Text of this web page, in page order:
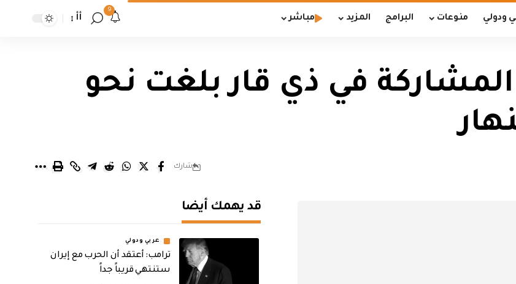
ودولي منوعات البرامج المزيد مباشر
9
أأ
في ذي قار بلغت نحو
شارك
قد يهمك أيضا
عربي ودولي
‏ترامب: أعتقد أن الحرب مع إيران
ستنتهي قريباً جداً